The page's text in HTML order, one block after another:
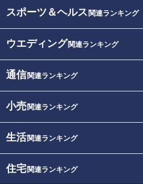
スポーツ＆ヘルス 関連ランキング
ウエディング関連ランキング
通信関連ランキング
小売関連ランキング
生活関連ランキング
住宅関連ランキング